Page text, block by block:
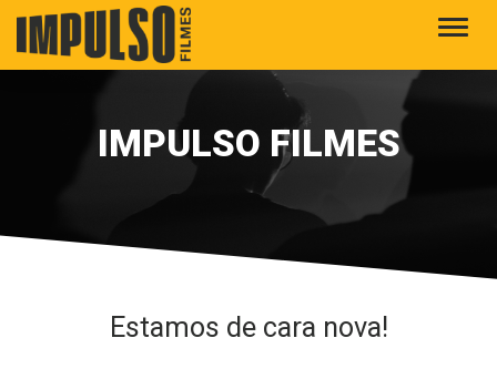
IMPULSO FILMES
Estamos de cara nova!